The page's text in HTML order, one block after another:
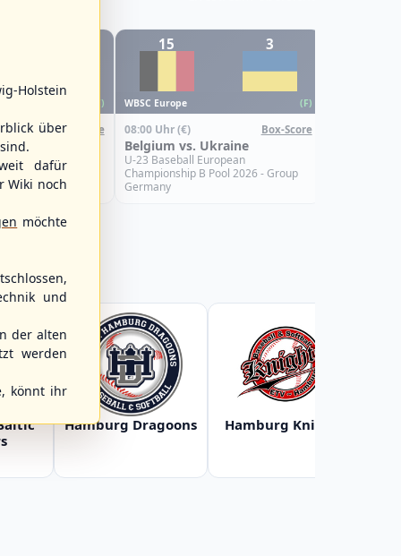
(F)
Box-Score
2026 - Group
15 3
WBSC Europe (F)
08:00 Uhr(€) Box-Score
Belgium vs. Ukraine
U-23 Baseball European
Championship B Pool 2026 - Group
Germany
Hamburg Dragoons Hamburg Knights
Holstein
über
dafür
Wiki noch
möchte
und
der alten
werden
könnt ihr